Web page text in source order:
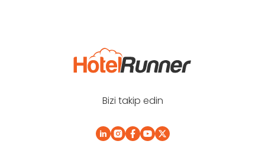
Bizi takip edin